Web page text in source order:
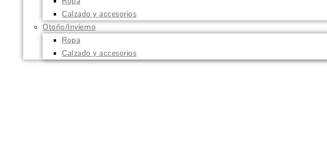
Calzado y accesorios
Otoño/Invierno
Ropa
Calzado y accesorios